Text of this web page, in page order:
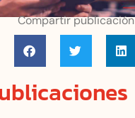
Compartir publicación